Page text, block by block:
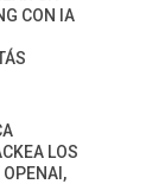
CON IA
LOS
OPENAI,